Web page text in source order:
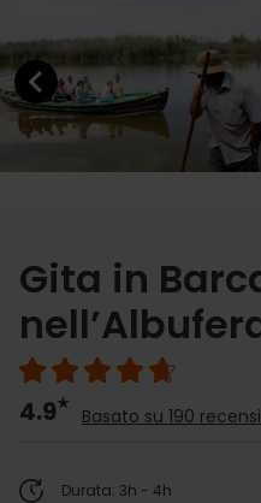
Previous element
Gita in
4.9 Basato su 190
Durata: 3h - 4h